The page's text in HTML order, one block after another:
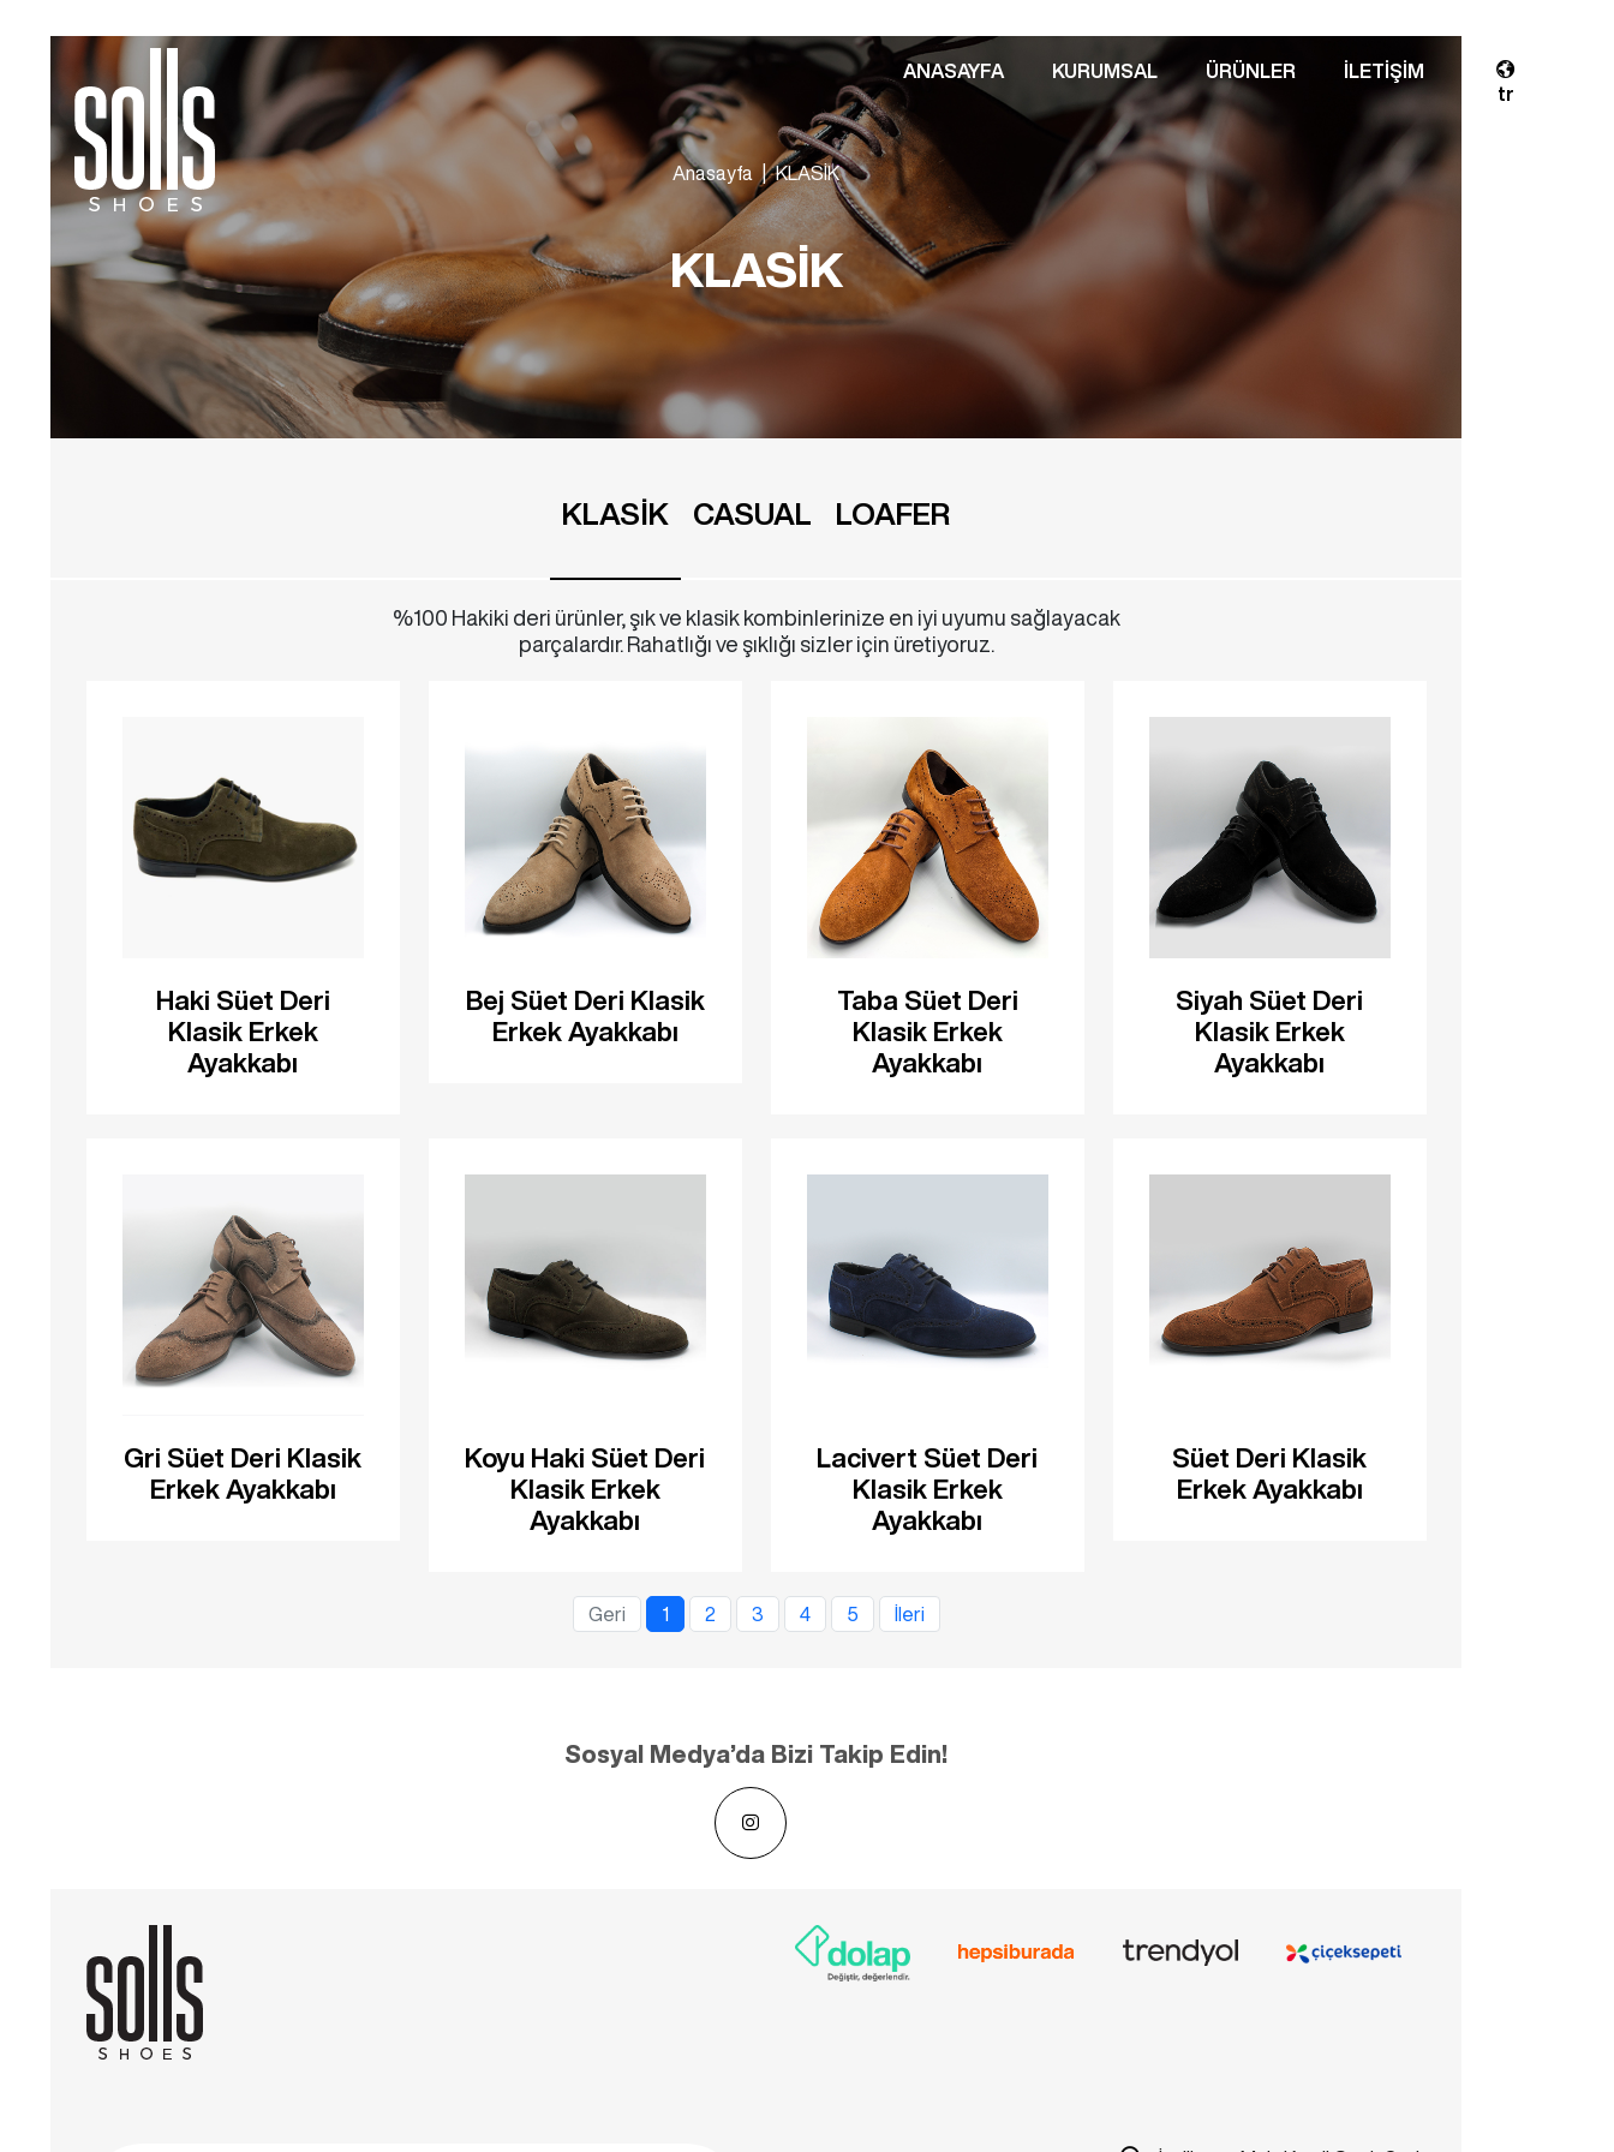
ANASAYFA KURUMSAL ÜRÜNLER
İLETİŞİM
tr
Anasayfa | KLASİK
KLASİK
KLASİK CASUAL LOAFER
%100 Hakiki deri ürünler, şık ve klasik kombinlerinize en iyi uyumu sağlayacak
parçalardır. Rahatlığı ve şıklığı sizler için üretiyoruz.
Haki Süet Deri
Klasik Erkek
Ayakkabı
Bej Süet Deri Klasik
Erkek Ayakkabı
Taba Süet Deri
Klasik Erkek
Ayakkabı
Siyah Süet Deri
Klasik Erkek
Ayakkabı
Gri Süet Deri Klasik
Erkek Ayakkabı
Koyu Haki Süet Deri
Klasik Erkek
Ayakkabı
Lacivert Süet Deri
Klasik Erkek
Ayakkabı
Süet Deri Klasik
Erkek Ayakkabı
Geri 1 2 3 4 5 İleri
Sosyal Medya’da Bizi Takip Edin!